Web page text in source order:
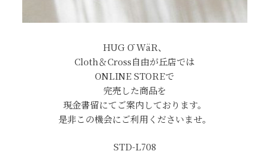
HUG Ō WäR、
Cloth＆Cross自由が丘店では
ONLINE STOREで
完売した商品を
現金書留にてご案内しております。
是非この機会にご利用くださいませ。
STD-L708